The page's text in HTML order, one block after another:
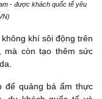
- được khách quốc tế yêu
khí sôi động trên
mà còn tạo thêm sức
để quảng bá ẩm thực